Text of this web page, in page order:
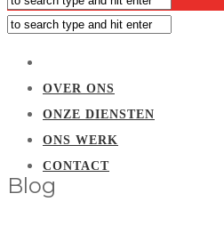
OVER ONS
ONZE DIENSTEN
ONS WERK
CONTACT
Blog